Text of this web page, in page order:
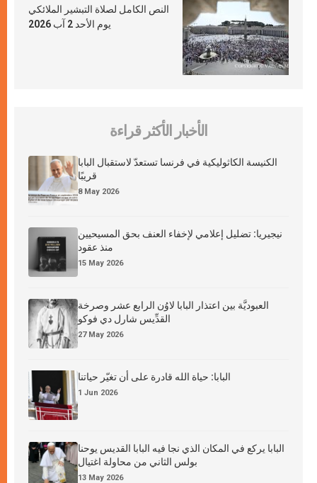
النص الكامل لصلاة التبشير الملائكي
يوم الأحد 2 آب 2026
الأخبار الأكثر قراءة
الكنيسة الكاثوليكية في فرنسا تستعدّ لاستقبال البابا
قريبًا
8 May 2026
نيجيريا: تضليل إعلامي لإخفاء العنف بحق المسيحيين
منذ عقود
15 May 2026
العبوديَّة بين اعتذار البابا لاوُن الرابع عشر وصرخة
القدِّيس شارل دي فوكو
27 May 2026
البابا: حياة الله قادرة على أن تغيّر حياتنا
1 Jun 2026
البابا يركع في المكان الذي نجا فيه البابا القديس يوحنا
بولس الثاني من محاولة اغتيال
13 May 2026